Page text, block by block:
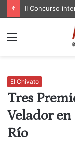
II Concurso
Menú
El Chivato
Tres
Velador
Río